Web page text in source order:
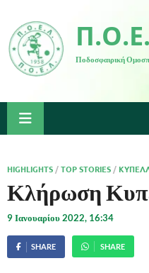
Ποδοσφαιρική
HIGHLIGHTS /TOP STORIES /
Κλήρωση
9 Ιανουαρίου 2022, 16:34
SHARE SHARE